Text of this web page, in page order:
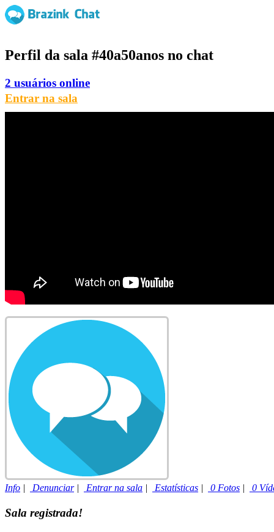
Perfil da sala #40a50anos no chat
2 usuários online
Entrar na sala
Info | Denunciar| Entrar na sala | Estatísticas | 0 Fotos | 0
Sala registrada!